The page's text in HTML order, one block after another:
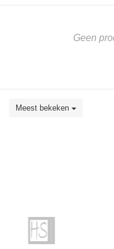
Geen
Meest bekeken